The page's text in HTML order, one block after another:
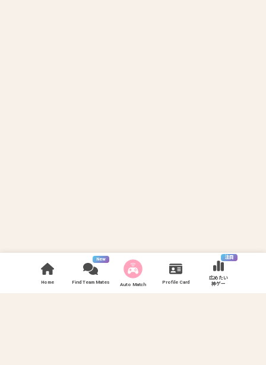
Home
New
Find Team Mates Auto Match Profile Card
注目
広めたい
神ゲー